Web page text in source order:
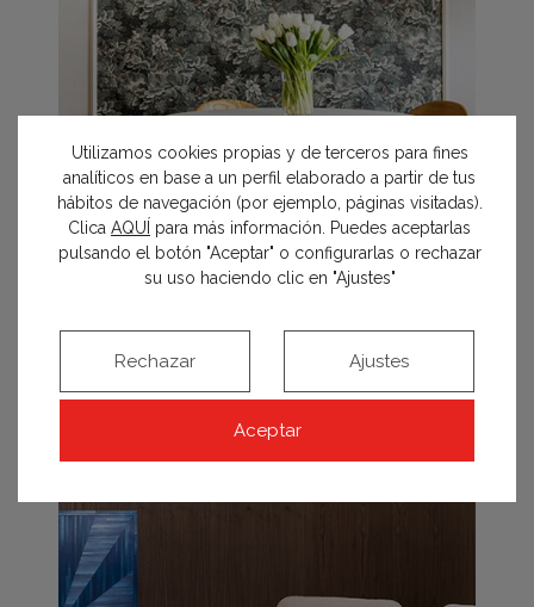
Espacio Leroy Merlin – Salón-comedor «Habiter»
Utilizamos cookies propias y de terceros para fines
analíticos en base a un perfil elaborado a partir de tus
hábitos de navegación (por ejemplo, páginas visitadas).
Clica AQUÍ para más información. Puedes aceptarlas
pulsando el botón "Aceptar" o configurarlas o rechazar
su uso haciendo clic en "Ajustes"
Aceptar
Rechazar Ajustes